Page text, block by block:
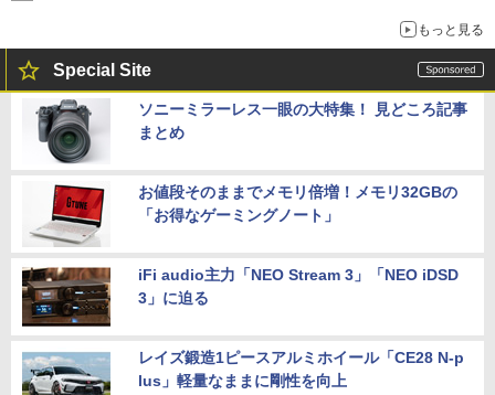
もっと見る
Special Site
ソニーミラーレス一眼の大特集！ 見どころ記事
まとめ
お値段そのままでメモリ倍増！メモリ32GBの
「お得なゲーミングノート」
iFi audio主力「NEO Stream 3」「NEO iDSD
3」に迫る
レイズ鍛造1ピースアルミホイール「CE28 N-p
lus」軽量なままに剛性を向上